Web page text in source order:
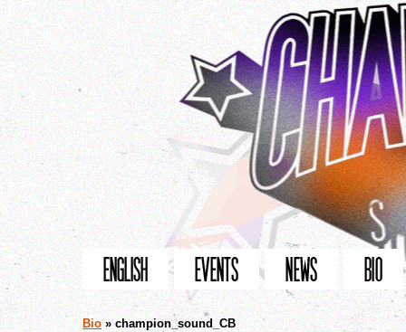
Bio» champion_sound_CB